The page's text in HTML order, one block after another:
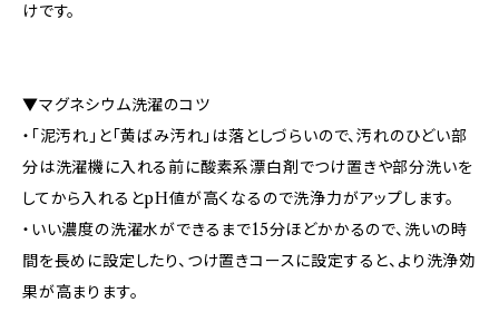
けです。
▼マグネシウム洗濯のコツ
・「泥汚れ」と「黄ばみ汚れ」は落としづらいので、汚れのひどい部
分は洗濯機に入れる前に酸素系漂白剤でつけ置きや部分洗いを
してから入れるとpH値が高くなるので洗浄力がアップします。
・いい濃度の洗濯水ができるまで15分ほどかかるので、洗いの時
間を長めに設定したり、つけ置きコースに設定すると、より洗浄効
果が高まります。